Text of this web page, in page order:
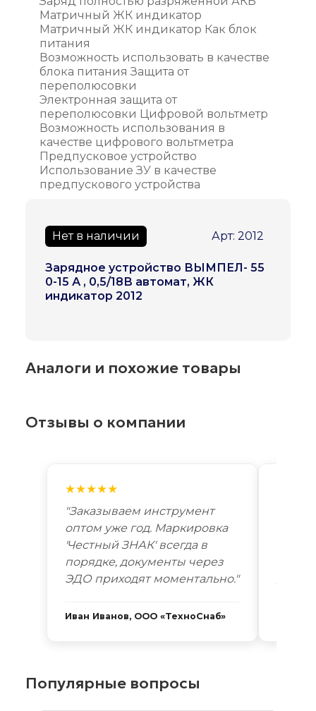
Матричный ЖК индикатор
Матричный ЖК индикатор Как блок
питания
Возможность использовать в качестве
блока питания Защита от
переполюсовки
Электронная защита от
переполюсовки Цифровой вольтметр
Возможность использования в
качестве цифрового вольтметра
Предпусковое устройство
Использование ЗУ в качестве
предпускового устройства
Арт: 2012
Нет в наличии
Зарядное устройство ВЫМПЕЛ- 55
0-15 А , 0,5/18В автомат, ЖК
индикатор 2012
Аналоги и похожие товары
Отзывы о компании
★★★★★
"Заказываем инструмент
оптом уже год. Маркировка
'Честный ЗНАК' всегда в
порядке, документы через
ЭДО приходят моментально."
Иван Иванов, ООО «ТехноСнаб»
Популярные вопросы